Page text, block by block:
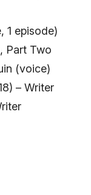
1 episode)
Part Two
(voice)
– Writer